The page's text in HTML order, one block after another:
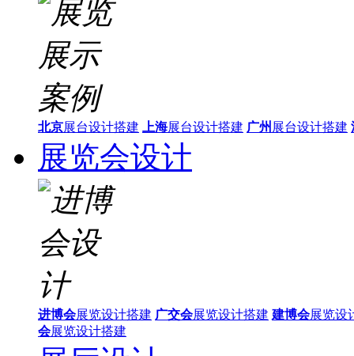
北京展台设计搭建 上海展台设计搭建 广州 展台设计搭建
展览会设计
进博会展览设计搭建 广交会展览设计搭建 建博会展览设
会展览设计搭建